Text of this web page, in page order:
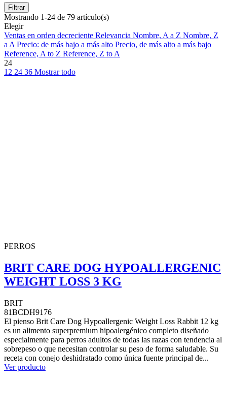
Filtrar
Mostrando 1-24 de 79 artículo(s)
Elegir
Ventas en orden decreciente Relevancia Nombre, A a Z Nombre, Z
a APrecio: de más bajo a más alto Precio, de más alto a más bajo
Reference, A to Z Reference, Z to A
24
12 24 36 Mostrar todo
PERROS
BRIT CARE DOG HYPOALLERGENIC
WEIGHT LOSS 3 KG
BRIT
81BCDH9176
El pienso Brit Care Dog Hypoallergenic Weight Loss Rabbit 12 kg
es un alimento superpremium hipoalergénico completo diseñado
especialmente para perros adultos de todas las razas con tendencia al
sobrepeso o que necesitan controlar su peso de forma saludable. Su
receta con conejo deshidratado como única fuente principal de...
Ver producto